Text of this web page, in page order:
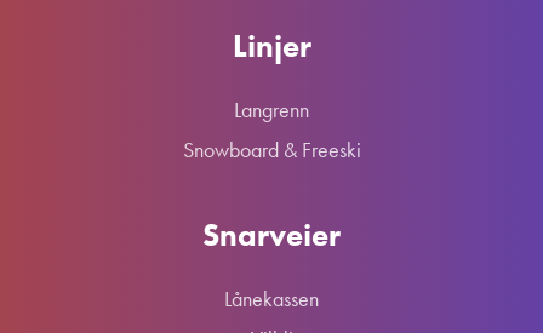
Linjer
Langrenn
Snowboard & Freeski
Snarveier
Lånekassen